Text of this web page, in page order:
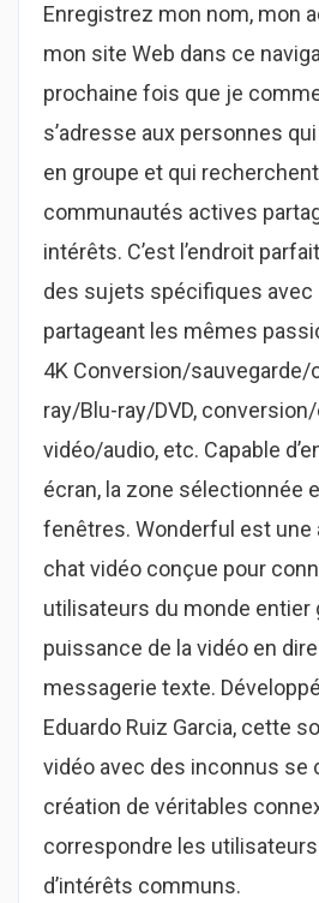
Enregistrez mon nom, mon
mon site Web dans ce
prochaine fois que je
s’adresse aux personnes
en groupe et qui
communautés actives
intérêts. C’est l’endroit
des sujets spécifiques avec
partageant les mêmes
4K Conversion/sauvegarde/
ray/Blu-ray/DVD,
vidéo/audio, etc. Capable
écran, la zone sélectionnée
fenêtres. Wonderful est une
chat vidéo conçue pour
utilisateurs du monde entier
puissance de la vidéo en
messagerie texte.
Eduardo Ruiz Garcia, cette
vidéo avec des inconnus se
création de véritables
correspondre les
d’intérêts communs.